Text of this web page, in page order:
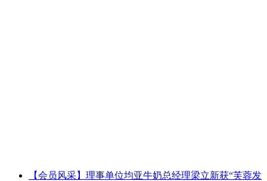
【会员风采】理事单位均亚牛奶总经理梁立新获“芙蓉发